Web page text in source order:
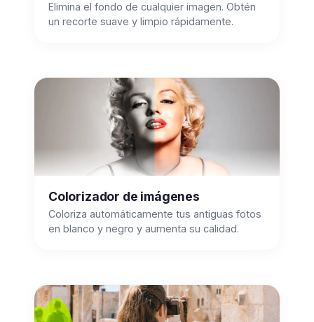
Elimina el fondo de cualquier imagen. Obtén
un recorte suave y limpio rápidamente.
Colorizador de imágenes
Coloriza automáticamente tus antiguas fotos
en blanco y negro y aumenta su calidad.